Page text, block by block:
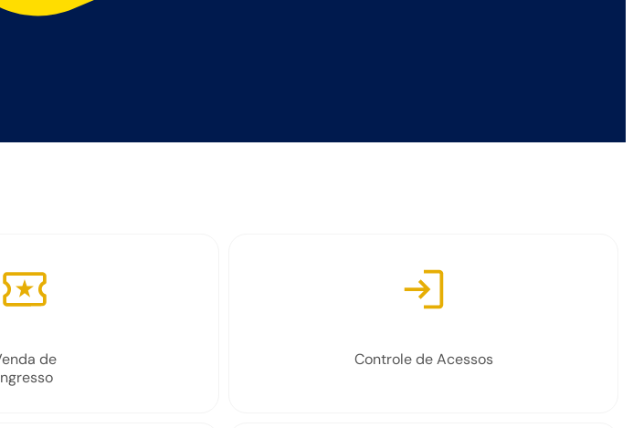
de
Controle de Acessos